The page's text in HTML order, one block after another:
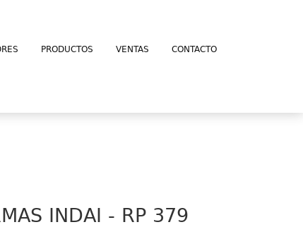
PRODUCTOS VENTAS CONTACTO
INDAI - RP 379